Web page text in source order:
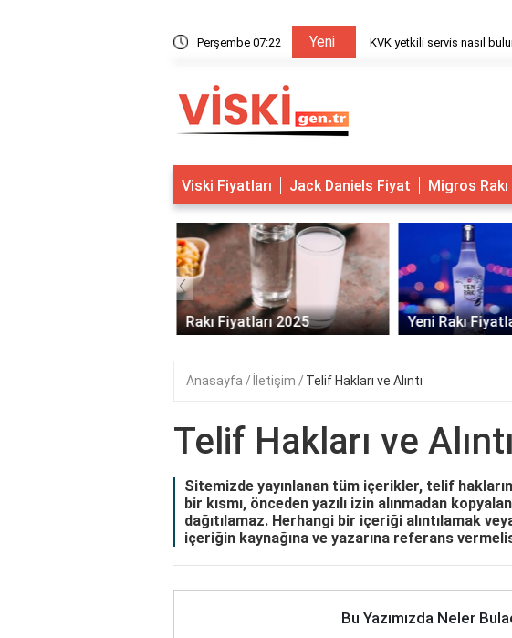
Perşembe 07:22 Yeni KVK yetkili servis nasıl
Viski Fiyatları Jack Daniels Fiyat Migros Rakı
Rakı Fiyatları 2025 Yeni Rakı
‹
Anasayfa İletişim Telif Hakları ve Alıntı
Telif Hakları ve Alıntı
Sitemizde yayınlanan tüm içerikler, telif
bir kısmı, önceden yazılı izin alınmadan
dağıtılamaz. Herhangi bir içeriği alıntılamak
içeriğin kaynağına ve yazarına referans
Bu Yazımızda Neler